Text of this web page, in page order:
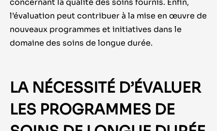
l’évaluation peut contribuer à la mise en œuvre de
nouveaux programmes et initiatives dans le
domaine des soins de longue durée.
LA NÉCESSITÉ D’ÉVALUER
LES PROGRAMMES DE